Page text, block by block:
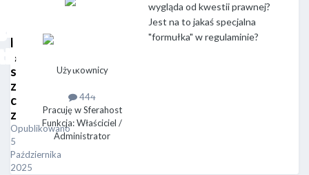
l
3
s
z
c
z
Opublikowano
5
Października
2025
Użytkownicy
444
Pracuję w Sferahost
Funkcja: Właściciel /
Administrator
wygląda od kwestii prawnej?
Jest na to jakaś specjalna
"formułka" w regulaminie?